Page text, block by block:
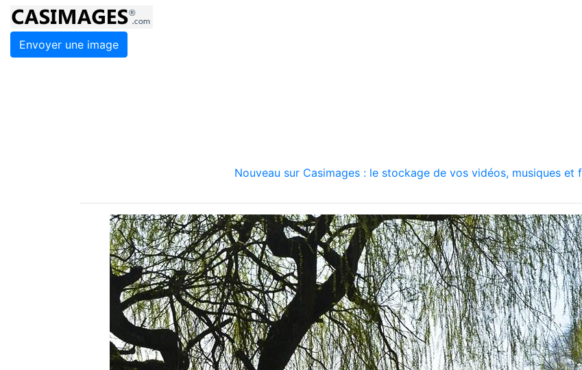
Envoyer une image
Nouveau sur Casimages : le stockage de vos vidéos, musiques et